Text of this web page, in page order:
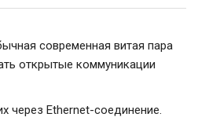
современная витая пара
открытые коммуникации
через Ethernet-соединение.